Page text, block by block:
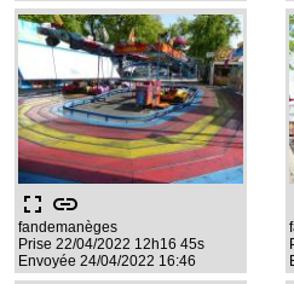
fullscreen link
fandemanèges
Prise 22/04/2022 12h16 45s
Envoyée 24/04/2022 16:46